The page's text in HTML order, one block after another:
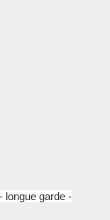
longue garde -